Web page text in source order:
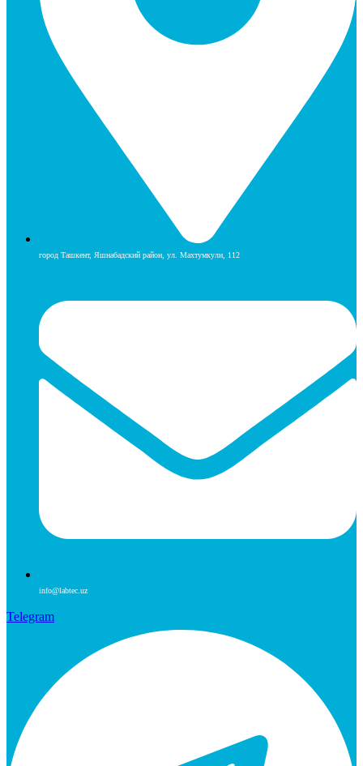
город Ташкент, Яшнабадский район, ул. Махтумкули, 112
info@labtec.uz
Telegram